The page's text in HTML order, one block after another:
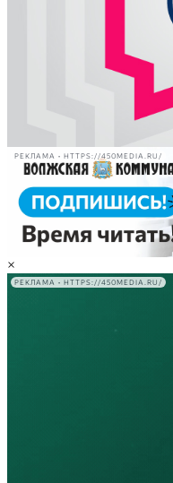
РЕКЛАМА • HTTPS://450MEDIA.RU/
×
РЕКЛАМА • HTTPS://450MEDIA.RU/